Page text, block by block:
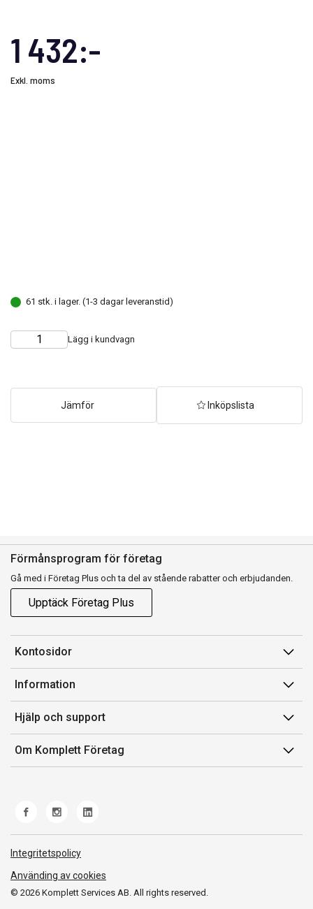
1 432:-
Exkl. moms
61 stk. i lager. (1-3 dagar leveranstid)
Choose
Quantity Lägg i kundvagn
Jämför Inköpslista
Förmånsprogram för företag
Gå med i Företag Plus och ta del av stående rabatter och erbjudanden.
Upptäck Företag Plus
Kontosidor
Mina sidor
Orderhistorik
Fakturor & Kvitton
Inköpslistor
Information
Försäljningsvillkor
Villkor för Komplett Företag Plus
Felsökning & guider
Hjälp och support
Kontakta oss
Kundservice
Frakt och leverans
Om Komplett Företag
© 2026 Komplett Services AB. All rights reserved.
Integritetspolicy
Använding av cookies